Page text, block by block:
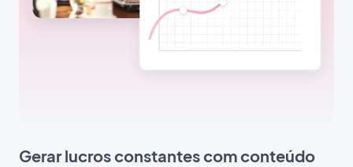
Gerar lucros constantes com conteúdo